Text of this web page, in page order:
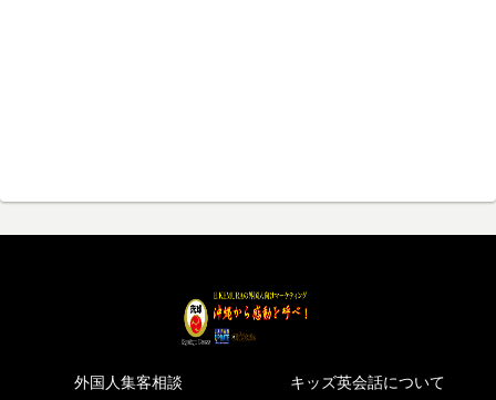
外国人集客相談 キッズ英会話について